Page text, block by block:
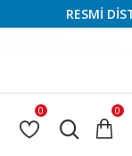
RESMİ
0 0